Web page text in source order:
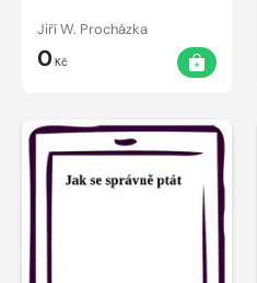
Jiří W. Procházka
0Kč